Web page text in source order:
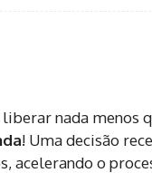
nada menos
! Uma decisão
acelerando o